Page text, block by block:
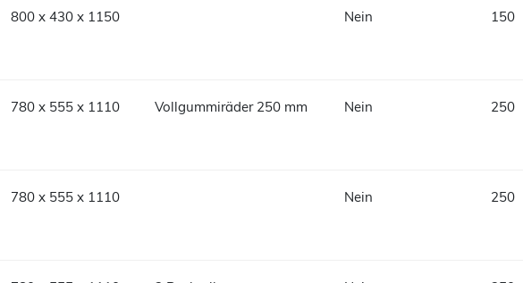
800 x 430 x 1150 Nein 150
780 x 555 x 1110 Vollgummiräder 250 mm Nein 250
780 x 555 x 1110 Nein 250